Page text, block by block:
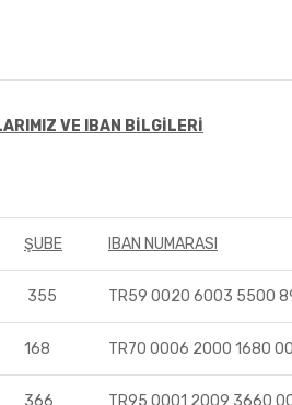
VE IBAN BİLGİLERİ
ŞUBE IBAN NUMARASI
355 TR59 0020 6003 5500
168 TR70 0006 2000 1680
366 TR95 0001 2009 3660